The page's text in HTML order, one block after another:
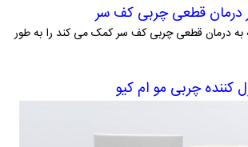
درمان قطعی چربی کف سر
به درمان قطعی چربی کف سر کمک می کند را به طور
کننده چربی مو ام کیو